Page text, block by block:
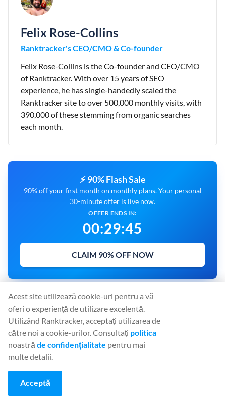
Felix Rose-Collins
Ranktracker's CEO/CMO & Co-founder
Felix Rose-Collins is the Co-founder and CEO/CMO
of Ranktracker. With over 15 years of SEO
experience, he has single-handedly scaled the
Ranktracker site to over 500,000 monthly visits, with
390,000 of these stemming from organic searches
each month.
⚡ 90% Flash Sale
90% off your first month on monthly plans. Your personal
30-minute offer is live now.
OFFER ENDS IN:
00:29:43
CLAIM 90% OFF NOW
PLATFORMA ALL-IN-ONE PENTRU UN
SEO EFICIENT
Rank Tracker
Keyword Finder
SERP Checker
Backlink Checker
Backlink Monitor
Acest site utilizează cookie-uri pentru a vă
oferi o experiență de utilizare excelentă.
Utilizând Ranktracker, acceptați utilizarea de
către noi a cookie-urilor. Consultați politica
noastră de confidențialitate pentru mai
multe detalii.
Acceptă